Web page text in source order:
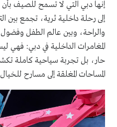
إنها دبي التي لا تسمح للصيف
إلى رحلة داخلية ثرية، تجمع بين
والراحة، وبين عالم الطفل
المغامرات الداخلية في دبي:
حار، بل تجربة سياحية كاملة
المساحات المغلقة إلى مسارح